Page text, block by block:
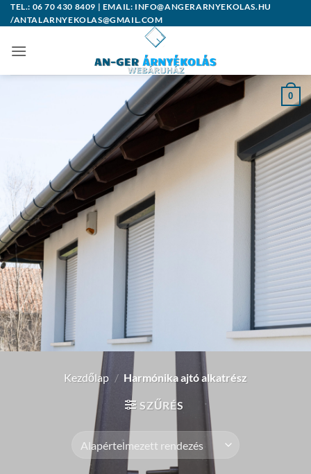
Skip
to
TEL.: 06 70 430 8409 | EMAIL: INFO@ANGERARNYEKOLAS.HU
/ANTALARNYEKOLAS@GMAIL.COM
0
Kezdőlap / Harmónika ajtó alkatrész
SZŰRÉS